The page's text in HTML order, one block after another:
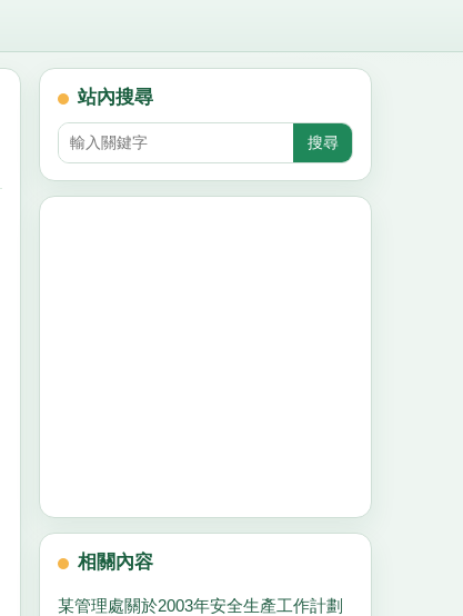
站內搜尋
相關內容
某管理處關於2003年安全生產工作計劃